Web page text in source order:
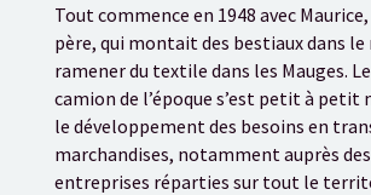
Tout commence en 1948 avec
père, qui montait des bestiaux dans
ramener du textile dans les Mauges.
camion de l’époque s’est petit à petit
le développement des besoins en
marchandises, notamment auprès
entreprises réparties sur tout le